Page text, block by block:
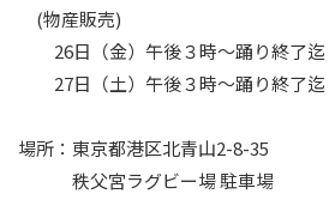
(物産販売)
26日（金）午後３時～踊り終了迄
27日（土）午後３時～踊り終了迄
場所：東京都港区北青山2-8-35
秩父宮ラグビー場 駐車場